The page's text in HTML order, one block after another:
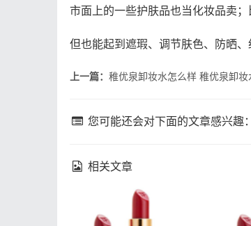
市面上的一些护肤品也当化妆品卖
但也能起到遮瑕、调节肤色、防晒
上一篇： 稚优泉卸妆水怎么样 稚优泉卸妆
您可能还会对下面的文章感兴趣：
相关文章
fresh馥蕾诗修女面霜成分
理肤